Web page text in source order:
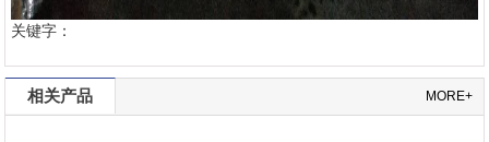
关键字：
MORE+
相关产品